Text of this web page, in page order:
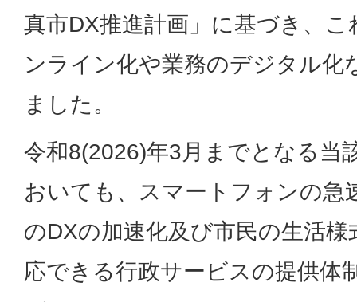
真市DX推進計画」に基づき、
ンライン化や業務のデジタル化
ました。
令和8(2026)年3月までとなる当
おいても、スマートフォンの急
のDXの加速化及び市民の生活
応できる行政サービスの提供体